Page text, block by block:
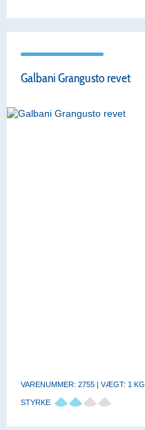
Galbani Grangusto revet
VARENUMMER: 2755 | VÆGT: 1 KG
STYRKE